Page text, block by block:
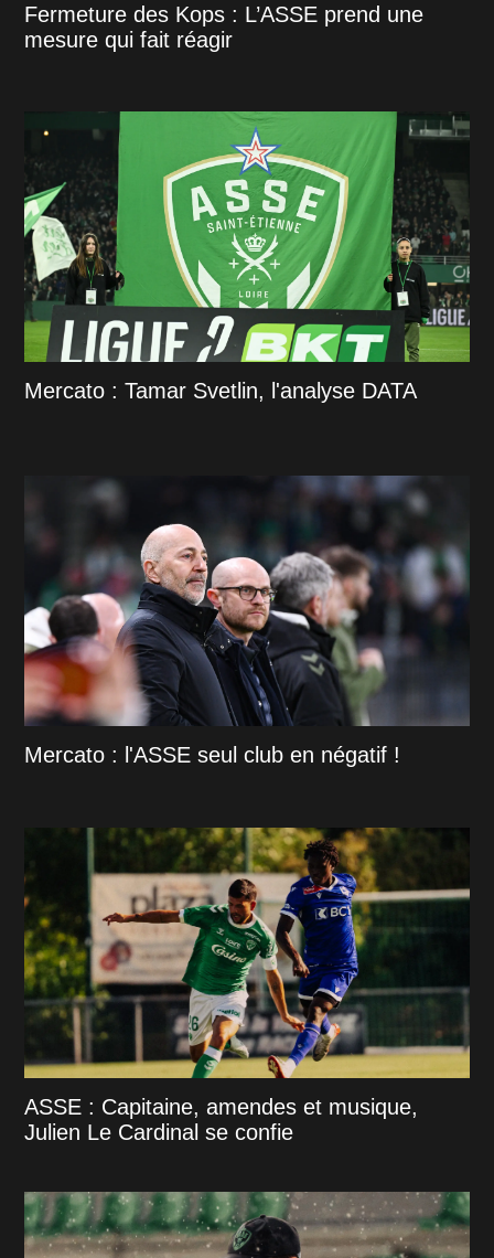
Fermeture des Kops : L’ASSE prend une
mesure qui fait réagir
Mercato : Tamar Svetlin, l'analyse DATA
Mercato : l'ASSE seul club en négatif !
ASSE : Capitaine, amendes et musique,
Julien Le Cardinal se confie